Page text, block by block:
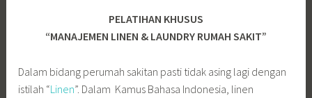
PELATIHAN KHUSUS
“MANAJEMEN LINEN & LAUNDRY RUMAH SAKIT”
Dalam bidang perumah sakitan pasti tidak asing lagi dengan
istilah “Linen”. Dalam Kamus Bahasa Indonesia, linen